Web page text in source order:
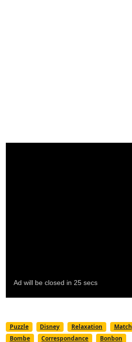
Puzzle Disney Relaxation Match
Bombe
Correspondance Bonbon